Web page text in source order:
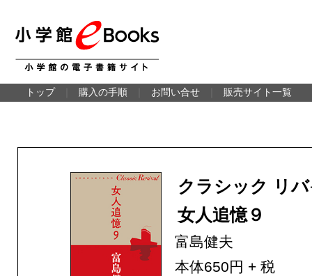
トップ 購入の手順 お問い合せ 販売サイト一覧
クラシック リ
女人追憶９
富島健夫
本体650円 + 税